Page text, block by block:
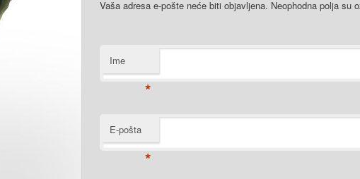
Vaša adresa e-pošte neće biti objavljena. Neophodna polja su
Ime
*
E-pošta
*